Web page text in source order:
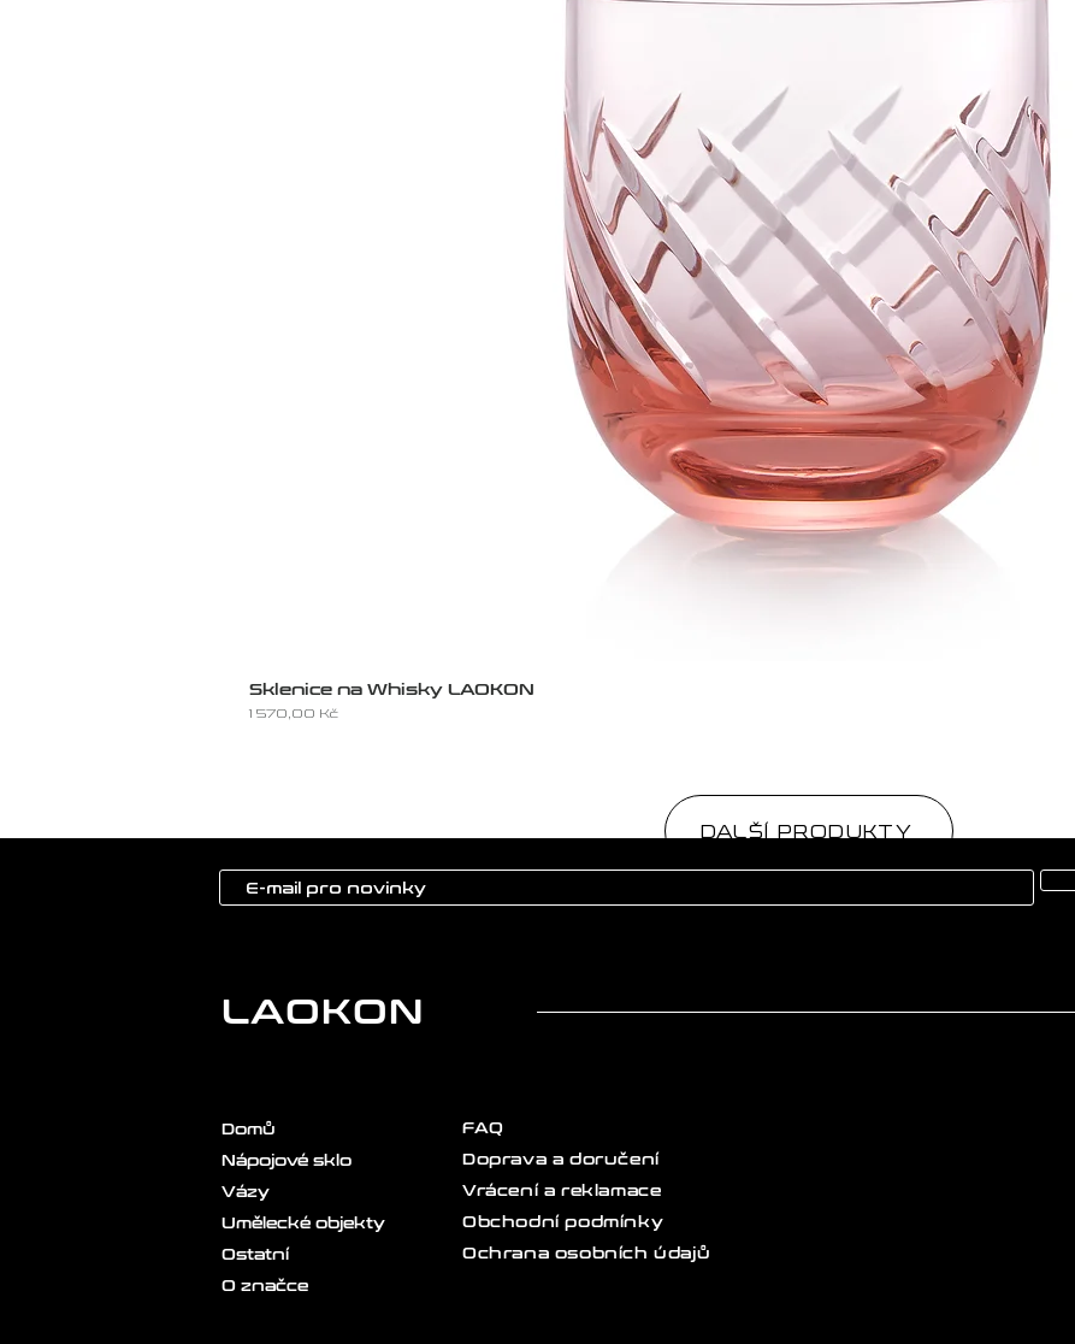
Sklenice na Whisky LAOKON
Cena
1 570,00 Kč
DALŠÍ PRODUKTY
LAOKON
Domů
Nápojové sklo
Vázy
Umělecké objekty
Ostatní
O značce
FAQ
Doprava a doručení
Vrácení a reklamace
Obchodní podmínky
Ochrana osobních údajů